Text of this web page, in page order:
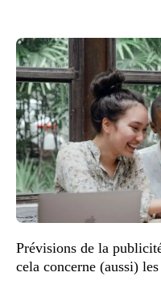
Prévisions de la
cela concerne (aussi)